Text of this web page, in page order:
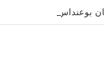
بوعنداس رئيسًا جديدًا